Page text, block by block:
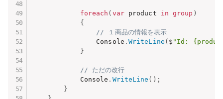
foreach ( var product in group )
{
// １商品の情報を表示
                Console
. WriteLine ( $ "Id:
}
// ただの改行
            Console
. WriteLine ( ) ;
}